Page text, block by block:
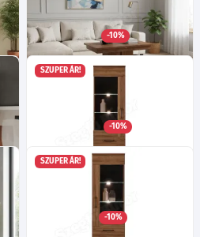
Ivett IV5 tálalószekrény
Ma:130 Mé:40cm
-10%
130 415Ft
Ivett IV12 dohányzóasztal
Mé:68cm
-10%
68 855
SZUPER ÁR!
Ivett IV6 tálalószekrény bal
Mé:40
-10%
130 685
SZUPER ÁR!